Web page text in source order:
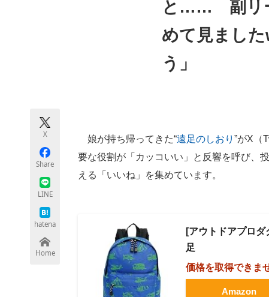
と…… 副リー
めて見まし
う」
X
Share
LINE
hatena
Home
娘が持ち帰ってきた“遠足のしおり ”がX（
要な役割が「カッコいい」と反響を呼び、
える「いいね」を集めています。
[アウトドアプロ
足
価格を取得できま
Amazon